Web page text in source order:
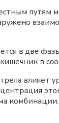
путям
в две
в
влияет
комбинации.